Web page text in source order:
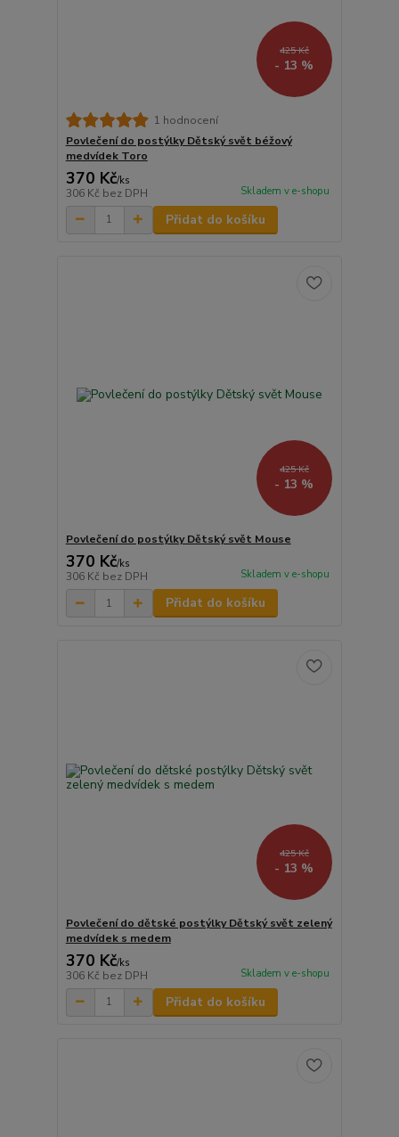
425 Kč
- 13 %
1 hodnocení
Povlečení do postýlky Dětský svět béžový
medvídek Toro
370 Kč/ks
306 Kč bez DPH Skladem v e-shopu
Přidat do košíku
425 Kč
- 13 %
Povlečení do postýlky Dětský svět Mouse
370 Kč/ks
306 Kč bez DPH Skladem v e-shopu
Přidat do košíku
425 Kč
- 13 %
Povlečení do dětské postýlky Dětský svět zelený
medvídek s medem
370 Kč/ks
306 Kč bez DPH Skladem v e-shopu
Přidat do košíku